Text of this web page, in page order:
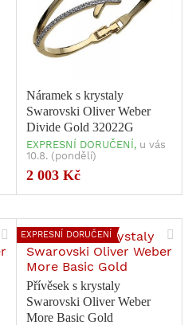
Náramek s krystaly
Swarovski Oliver Weber
Divide Gold 32022G
EXPRESNÍ DORUČENÍ, u vás
10.8. (pondělí)
2 003 Kč
EXPRESNÍ DORUČENÍ
Přívěsek s krystaly
Swarovski Oliver Weber
More Basic Gold